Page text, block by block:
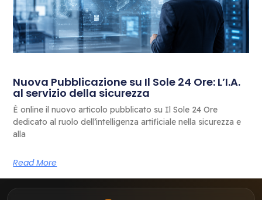
Nuova Pubblicazione su Il Sole 24 Ore: L’I.A.
al servizio della sicurezza
È online il nuovo articolo pubblicato su Il Sole 24 Ore
dedicato al ruolo dell’intelligenza artificiale nella sicurezza e
alla
Read More